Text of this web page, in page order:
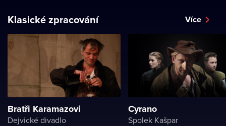
Klasické zpracování Více
Bratři Karamazovi
Dejvické divadlo
Cyrano
Spolek Kašpar